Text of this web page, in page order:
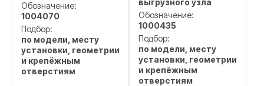
Обозначение:
1004070
Подбор:
по модели, месту
установки, геометрии
и крепёжным
отверстиям
выгрузного узла
Обозначение:
1000435
Подбор:
по модели, месту
установки, геометрии
и крепёжным
отверстиям